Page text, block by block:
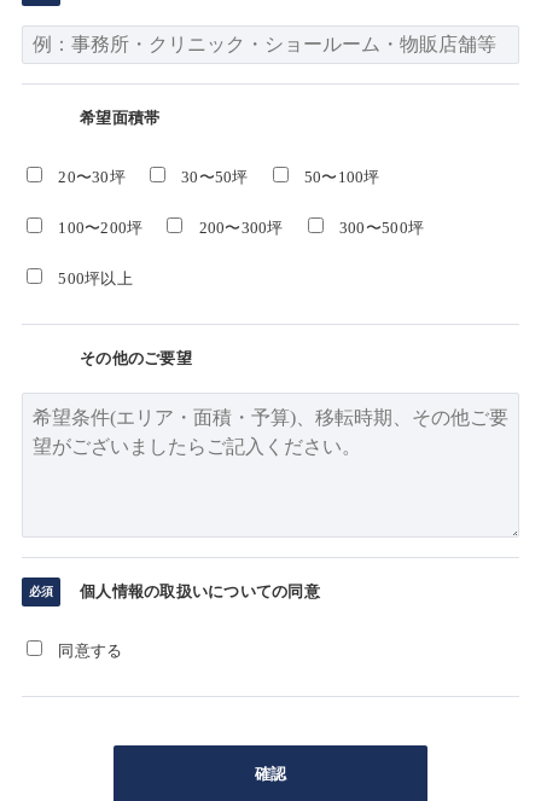
希望面積帯
20〜30坪 30〜50坪 50〜100坪
100〜200坪 200〜300坪 300〜500坪
500坪以上
その他のご要望
個人情報の取扱いについての同意
同意する